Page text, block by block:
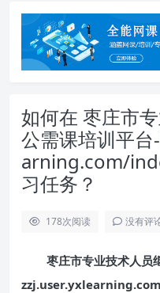
如何在 枣庄市
公需课培训平
arning.com/
习任务？
178次阅读 没有评
枣庄市专业技术人